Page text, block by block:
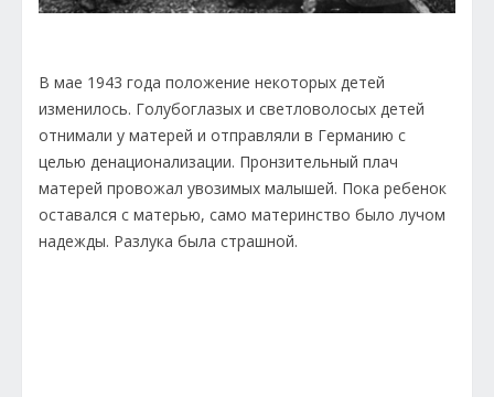
В мае 1943 года положение некоторых детей
изменилось. Голубоглазых и светловолосых детей
отнимали у матерей и отправляли в Германию с
целью денационализации. Пронзительный плач
матерей провожал увозимых малышей. Пока ребенок
оставался с матерью, само материнство было лучом
надежды. Разлука была страшной.